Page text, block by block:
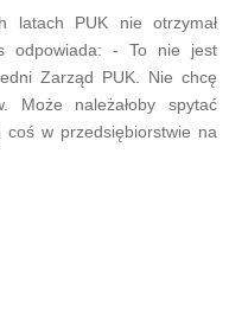
latach PUK nie otrzymał
odpowiada: - To nie jest
Zarząd PUK. Nie chcę
Może należałoby spytać
coś w przedsiębiorstwie na